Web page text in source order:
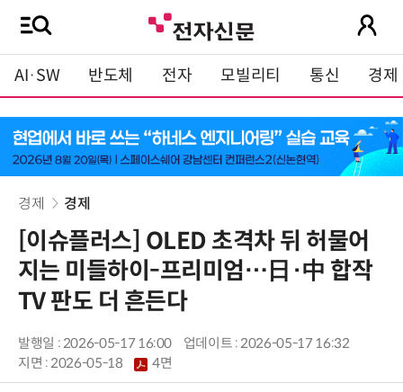
AI·SW 반도체 전자 모빌리티 통신 경제
경제 경제
[이슈플러스] OLED 초격차 뒤 허물어
지는 미들하이-프리미엄…日·中 합작
TV 판도 더 흔든다
발행일 : 2026-05-17 16:00
업데이트 : 2026-05-17 16:32
지면 :2026-05-18 4면